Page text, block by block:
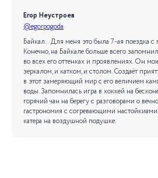
Егор Неустроев
@egorpogoda
Байкал... Для меня это была 7-ая поездка
Конечно, на Байкале больше всего
во всех его оттенках и проявлениях. Он
зеркалом, и катком, и столом. Создаёт
в этот замеряющий мир с его величием
воды. Запомнилась игра в хоккей на
горячий чан на берегу с разговорами о
гастрономия с согревающими
катера на воздушной подушке.